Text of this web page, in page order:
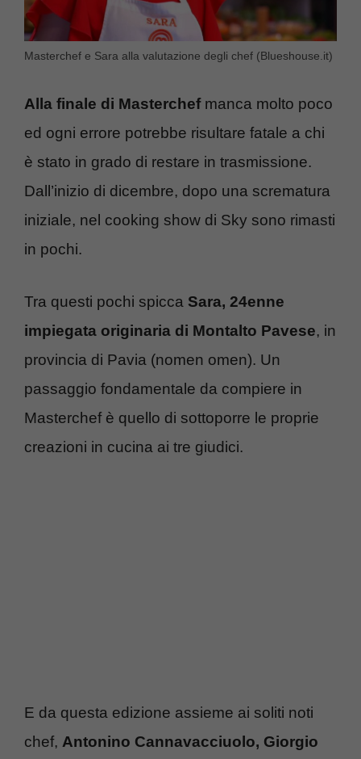
Masterchef e Sara alla valutazione degli chef (Blueshouse.it)
Alla finale di Masterchefmanca molto poco
ed ogni errore potrebbe risultare fatale a chi
è stato in grado di restare in trasmissione.
Dall’inizio di dicembre, dopo una scrematura
iniziale, nel cooking show di Sky sono rimasti
in pochi.
Tra questi pochi spicca Sara, 24enne
impiegata originaria di Montalto Pavese, in
provincia di Pavia (nomen omen). Un
passaggio fondamentale da compiere in
Masterchef è quello di sottoporre le proprie
creazioni in cucina ai tre giudici.
E da questa edizione assieme ai soliti noti
chef, Antonino Cannavacciuolo, Giorgio